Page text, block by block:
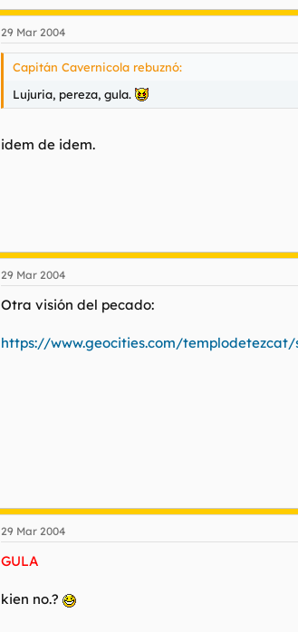
29 Mar 2004
Capitán Cavernicola rebuznó:
Lujuria, pereza, gula.
idem de idem.
29 Mar 2004
Otra visión del pecado:
https://www.geocities.com/
29 Mar 2004
GULA
kien no.?